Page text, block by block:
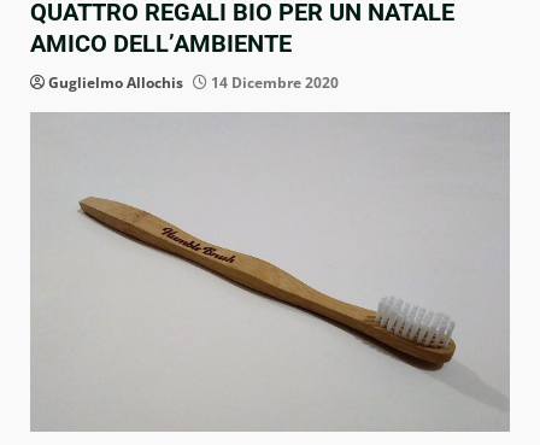
QUATTRO REGALI BIO PER UN NATALE
AMICO DELL’AMBIENTE
Guglielmo Allochis 14 Dicembre 2020